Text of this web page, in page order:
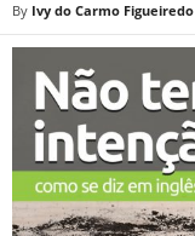
By Ivy do Carmo Figueiredo